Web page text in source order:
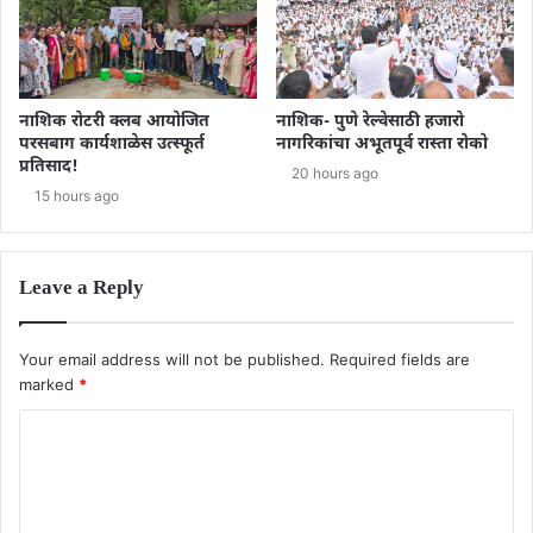
नाशिक रोटरी क्लब आयोजित
परसबाग कार्यशाळेस उत्स्फूर्त
प्रतिसाद!
15 hours ago
नाशिक- पुणे रेल्वेसाठी हजारो
नागरिकांचा अभूतपूर्व रास्ता रोको
20 hours ago
Leave a Reply
Your email address will not be published. Required fields are
marked *